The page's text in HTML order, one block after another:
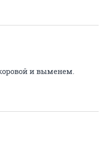
и выменем.